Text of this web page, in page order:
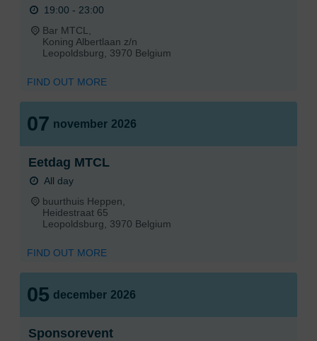
19:00 - 23:00
Bar MTCL,
Koning Albertlaan z/n
Leopoldsburg
3970 Belgium
FIND OUT MORE
07 november 2026
Eetdag MTCL
All day
buurthuis Heppen,
Heidestraat 65
Leopoldsburg
3970 Belgium
FIND OUT MORE
05 december 2026
Sponsorevent